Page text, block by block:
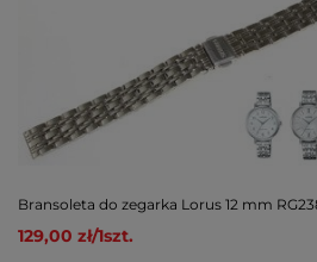
Bransoleta do zegarka Lorus 12 mm
129,00 zł/1szt.